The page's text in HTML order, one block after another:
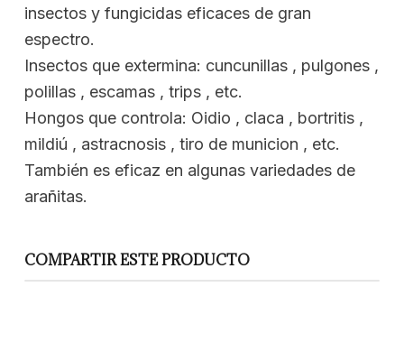
insectos y fungicidas eficaces de gran
espectro.
Insectos que extermina: cuncunillas , pulgones ,
polillas , escamas , trips , etc.
Hongos que controla: Oidio , claca , bortritis ,
mildiú , astracnosis , tiro de municion , etc.
También es eficaz en algunas variedades de
arañitas.
COMPARTIR ESTE PRODUCTO